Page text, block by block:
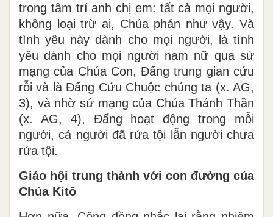
trong tâm trí anh chị em: tất cả mọi người,
không loại trừ ai, Chúa phán như vậy. Và
tình yêu này dành cho mọi người, là tình
yêu dành cho mọi người nam nữ qua sứ
mạng của Chúa Con, Đấng trung gian cứu
rỗi và là Đấng Cứu Chuộc chúng ta (x. AG,
3), và nhờ sứ mạng của Chúa Thánh Thần
(x. AG, 4), Đấng hoạt động trong mỗi
người, cả người đã rửa tội lẫn người chưa
rửa tội.
Giáo hội trung thành với con đường của
Chúa Kitô